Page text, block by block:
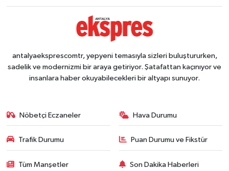
antalyaeksprescomtr, yepyeni temasıyla sizleri buluştururken,
sadelik ve modernizmi bir araya getiriyor. Şatafattan kaçınıyor ve
insanlara haber okuyabilecekleri bir altyapı sunuyor.
Nöbetçi Eczaneler Hava Durumu
Trafik Durumu Puan Durumu ve Fikstür
Tüm Manşetler Son Dakika Haberleri